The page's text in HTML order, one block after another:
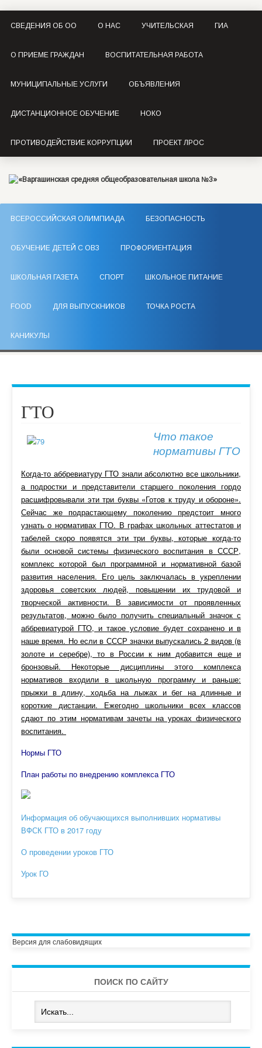
СВЕДЕНИЯ ОБ ОО О НАС УЧИТЕЛЬСКАЯ ГИА
О ПРИЕМЕ ГРАЖДАН ВОСПИТАТЕЛЬНАЯ РАБОТА
МУНИЦИПАЛЬНЫЕ УСЛУГИ ОБЪЯВЛЕНИЯ
ДИСТАНЦИОННОЕ ОБУЧЕНИЕ НОКО
ПРОТИВОДЕЙСТВИЕ КОРРУПЦИИ ПРОЕКТ ЛРОС
ВСЕРОССИЙСКАЯ ОЛИМПИАДА БЕЗОПАСНОСТЬ
ОБУЧЕНИЕ ДЕТЕЙ С ОВЗ ПРОФОРИЕНТАЦИЯ
ШКОЛЬНАЯ ГАЗЕТА СПОРТ ШКОЛЬНОЕ ПИТАНИЕ
FOOD ДЛЯ ВЫПУСКНИКОВ ТОЧКА РОСТА
КАНИКУЛЫ
ГТО
Что такое
нормативы ГТО
Когда-то аббревиатуру ГТО знали абсолютно все школьники,
а подростки и представители старшего поколения гордо
расшифровывали эти три буквы «Готов к труду и обороне».
Сейчас же подрастающему поколению предстоит много
узнать о нормативах ГТО. В графах школьных аттестатов и
табелей скоро появятся эти три буквы, которые когда-то
были основой системы физического воспитания в СССР,
комплекс которой был программной и нормативной базой
развития населения. Его цель заключалась в укреплении
здоровья советских людей, повышении их трудовой и
творческой активности. В зависимости от проявленных
результатов, можно было получить специальный значок с
аббревиатурой ГТО, и такое условие будет сохранено и в
наше время. Но если в СССР значки выпускались 2 видов (в
золоте и серебре), то в России к ним добавится еще и
бронзовый. Некоторые дисциплины этого комплекса
нормативов входили в школьную программу и раньше:
прыжки в длину, ходьба на лыжах и бег на длинные и
короткие дистанции. Ежегодно школьники всех классов
сдают по этим нормативам зачеты на уроках физического
воспитания.
Нормы ГТО
План работы по внедрению комплекса ГТО
Информация об обучающихся выполнивших нормативы
ВФСК ГТО в 2017 году
О проведении уроков ГТО
Урок ГО
Версия для слабовидящих
ПОИСК ПО САЙТУ